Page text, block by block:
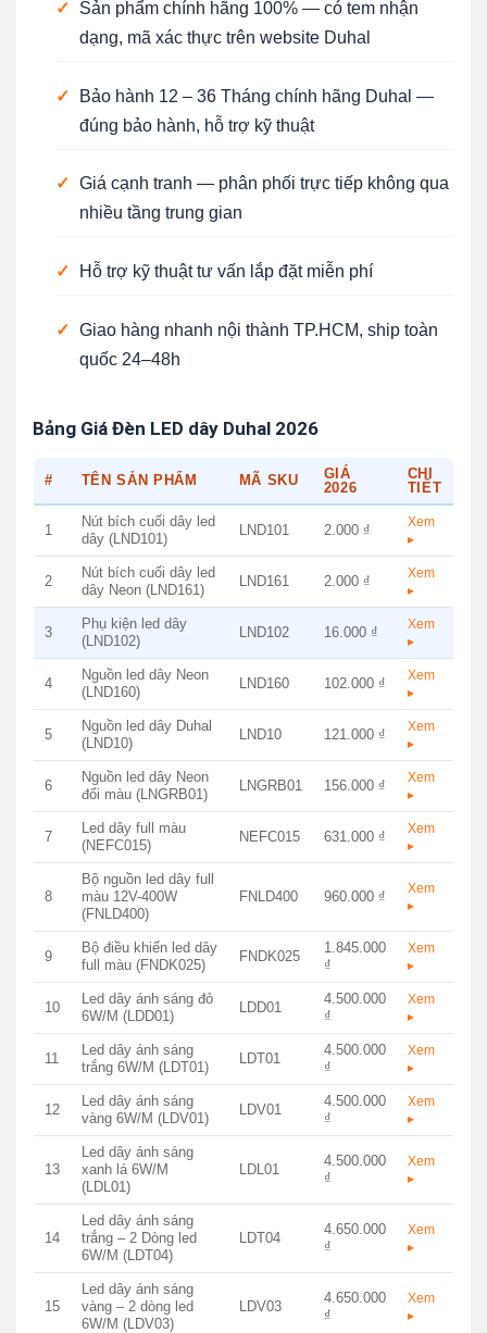
✓
Sản phẩm chính hãng 100% — có tem nhận
dạng, mã xác thực trên website Duhal
✓
Bảo hành 12 – 36 Tháng chính hãng Duhal —
đúng bảo hành, hỗ trợ kỹ thuật
✓ Giá cạnh tranh — phân phối trực tiếp không qua
nhiều tầng trung gian
✓ Hỗ trợ kỹ thuật tư vấn lắp đặt miễn phí
✓ Giao hàng nhanh nội thành TP.HCM, ship toàn
quốc 24–48h
Bảng Giá Đèn LED dây Duhal 2026
# TÊN SẢN PHẨM MÃ SKU
GIÁ
2026
CHI
TIẾT
1
Nút bích cuối dây led
dây (LND101)
LND101 2.000 ₫
Xem
▸
2
Nút bích cuối dây led
dây Neon (LND161)
LND161 2.000 ₫
Xem
▸
3
Phụ kiện led dây
(LND102)
LND102 16.000 ₫
Xem
▸
4
Nguồn led dây Neon
(LND160)
LND160 102.000 ₫
Xem
▸
5
Nguồn led dây Duhal
(LND10)
LND10 121.000 ₫
Xem
▸
6
Nguồn led dây Neon
đổi màu (LNGRB01)
LNGRB01 156.000 ₫
Xem
▸
7
Led dây full màu
(NEFC015)
NEFC015 631.000 ₫
Xem
▸
8
Bộ nguồn led dây full
màu 12V-400W
(FNLD400)
FNLD400 960.000 ₫
Xem
▸
9
Bộ điều khiển led dây
full màu (FNDK025)
FNDK025
1.845.000
₫
Xem
▸
10
Led dây ánh sáng đỏ
6W/M (LDD01)
LDD01
4.500.000
₫
Xem
▸
11
Led dây ánh sáng
trắng 6W/M (LDT01)
LDT01
4.500.000
₫
Xem
▸
12
Led dây ánh sáng
vàng 6W/M (LDV01)
LDV01
4.500.000
₫
Xem
▸
13
Led dây ánh sáng
xanh lá 6W/M
(LDL01)
LDL01
4.500.000
₫
Xem
▸
14
Led dây ánh sáng
trắng – 2 Dòng led
6W/M (LDT04)
LDT04
4.650.000
₫
Xem
▸
15
Led dây ánh sáng
vàng – 2 dòng led
6W/M (LDV03)
LDV03
4.650.000
₫
Xem
▸